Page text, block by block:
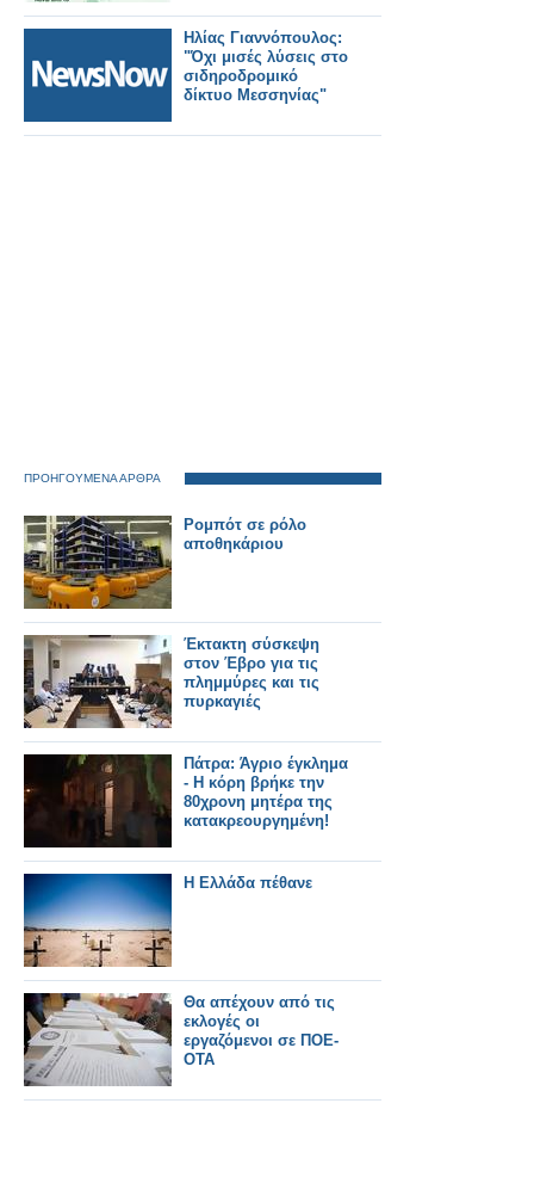
Ηλίας Γιαννόπουλος:
"Όχι μισές λύσεις στο
σιδηροδρομικό
δίκτυο Μεσσηνίας"
ΠΡΟΗΓΟΥΜΕΝΑ ΑΡΘΡΑ
Ρομπότ σε ρόλο
αποθηκάριου
Έκτακτη σύσκεψη
στον Έβρο για τις
πλημμύρες και τις
πυρκαγιές
Πάτρα: Άγριο έγκλημα
- Η κόρη βρήκε την
80χρονη μητέρα της
κατακρεουργημένη!
Η Ελλάδα πέθανε
Θα απέχουν από τις
εκλογές οι
εργαζόμενοι σε ΠΟΕ-
ΟΤΑ